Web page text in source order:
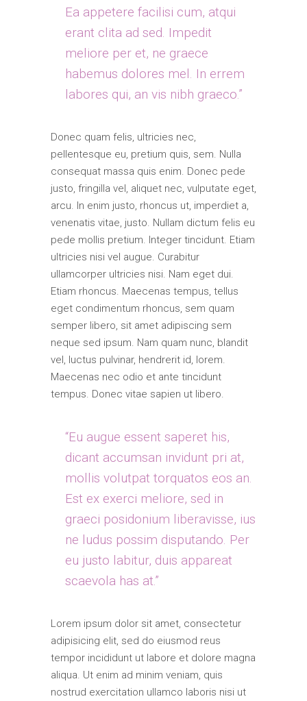
Ea appetere facilisi cum, atqui
erant clita ad sed. Impedit
meliore per et, ne graece
habemus dolores mel. In errem
labores qui, an vis nibh graeco.”
Donec quam felis, ultricies nec,
pellentesque eu, pretium quis, sem. Nulla
consequat massa quis enim. Donec pede
justo, fringilla vel, aliquet nec, vulputate eget,
arcu. In enim justo, rhoncus ut, imperdiet a,
venenatis vitae, justo. Nullam dictum felis eu
pede mollis pretium. Integer tincidunt. Etiam
ultricies nisi vel augue. Curabitur
ullamcorper ultricies nisi. Nam eget dui.
Etiam rhoncus. Maecenas tempus, tellus
eget condimentum rhoncus, sem quam
semper libero, sit amet adipiscing sem
neque sed ipsum. Nam quam nunc, blandit
vel, luctus pulvinar, hendrerit id, lorem.
Maecenas nec odio et ante tincidunt
tempus. Donec vitae sapien ut libero.
“Eu augue essent saperet his,
dicant accumsan invidunt pri at,
mollis volutpat torquatos eos an.
Est ex exerci meliore, sed in
graeci posidonium liberavisse, ius
ne ludus possim disputando. Per
eu justo labitur, duis appareat
scaevola has at.”
Lorem ipsum dolor sit amet, consectetur
adipisicing elit, sed do eiusmod reus
tempor incididunt ut labore et dolore magna
aliqua. Ut enim ad minim veniam, quis
nostrud exercitation ullamco laboris nisi ut